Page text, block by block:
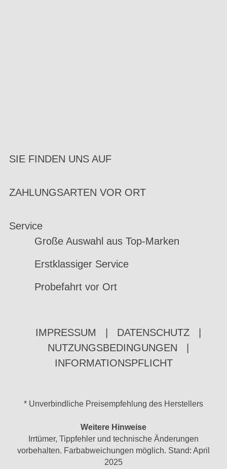
SIE FINDEN UNS AUF
ZAHLUNGSARTEN VOR ORT
Service
Große Auswahl aus Top-Marken
Erstklassiger Service
Probefahrt vor Ort
IMPRESSUM DATENSCHUTZ
NUTZUNGSBEDINGUNGEN
INFORMATIONSPFLICHT
* Unverbindliche Preisempfehlung des Herstellers
Weitere Hinweise
Irrtümer, Tippfehler und technische Änderungen
vorbehalten. Farbabweichungen möglich. Stand: April
2025